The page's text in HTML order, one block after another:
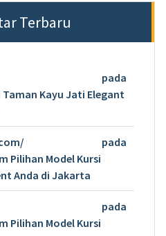
Terbaru
pada
Taman Kayu Jati Elegant
pada
Pilihan Model Kursi
Anda di Jakarta
pada
Pilihan Model Kursi